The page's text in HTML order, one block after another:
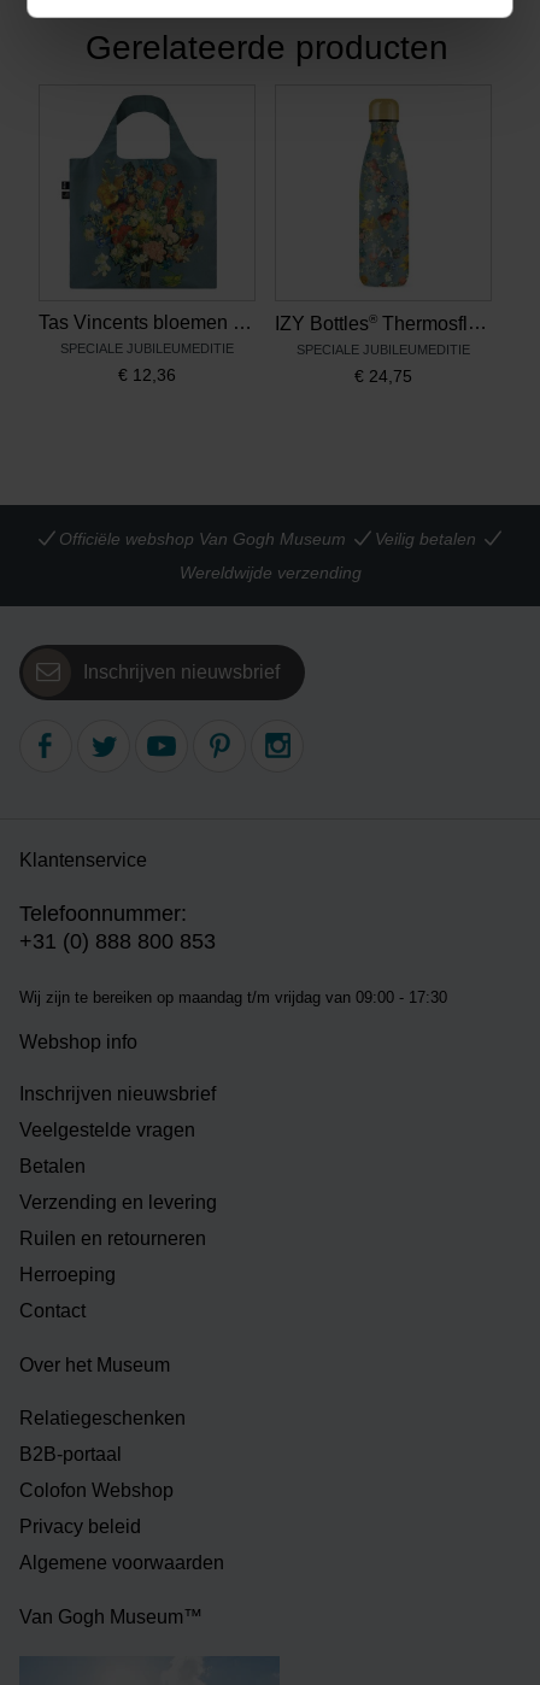
Gerelateerde producten
Tas Vincents bloemen blauw, LOQI x Van Gogh Museum
SPECIALE JUBILEUMEDITIE
€ 12,36
IZY Bottles® Thermosfles Vincents bloemen
SPECIALE JUBILEUMEDITIE
€ 24,75
Officiële webshop Van Gogh Museum
Veilig betalen
Wereldwijde verzending
Inschrijven nieuwsbrief
Klantenservice
Telefoonnummer:
+31 (0) 888 800 853
Wij zijn te bereiken op maandag t/m vrijdag van 09:00 - 17:30
Webshop info
Inschrijven nieuwsbrief
Veelgestelde vragen
Betalen
Verzending en levering
Ruilen en retourneren
Herroeping
Contact
Over het Museum
Relatiegeschenken
B2B-portaal
Colofon Webshop
Privacy beleid
Algemene voorwaarden
Van Gogh Museum™